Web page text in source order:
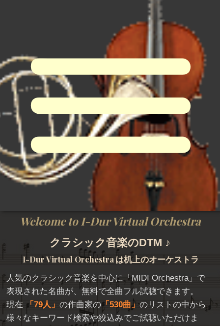
Welcome to I-Dur Virtual Orchestra
クラシック音楽のDTM ♪
I-Dur Virtual Orchestra は机上のオーケストラ
人気のクラシック音楽を中心に「MIDI Orchestra」で
表現された名曲が、無料で全曲フル試聴できます。
現在
79人 の作曲家の 530曲
のリストの中から
様々なキーワード検索や絞込みでご試聴いただけま